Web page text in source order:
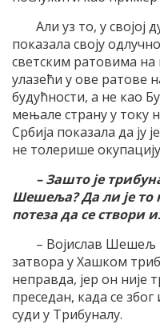
Али уз то, у својој
показала своју
светским ратовима на
улазећи у ове ратове
будућности, а не као
мењале страну у току
Србија показала да ју
не толерише
– Зашто је
Шешеља? Да ли је то
потеза да се створи
– Војислав Шешељ
затвора у Хашком
неправда, јер он није
преседан, када се
суди у Трибуналу.